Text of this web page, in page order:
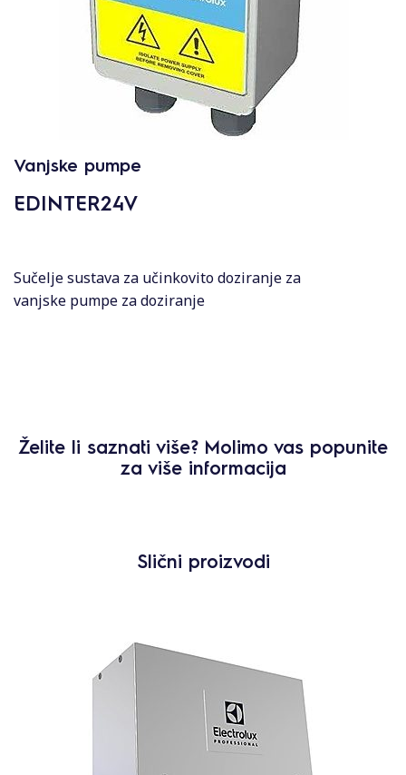
Vanjske pumpe
EDINTER24V
Sučelje sustava za učinkovito doziranje za
vanjske pumpe za doziranje
Želite li saznati više? Molimo vas popunite
za više informacija
Slični proizvodi